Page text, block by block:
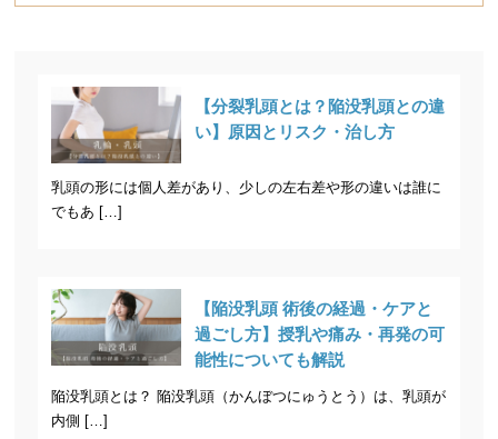
【分裂乳頭とは？陥没乳頭との違
い】原因とリスク・治し方
乳頭の形には個人差があり、少しの左右差や形の違いは誰に
でもあ […]
【陥没乳頭 術後の経過・ケアと
過ごし方】授乳や痛み・再発の可
能性についても解説
陥没乳頭とは？ 陥没乳頭（かんぼつにゅうとう）は、乳頭が
内側 […]